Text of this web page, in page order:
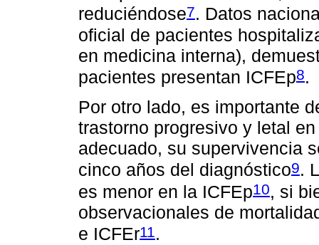
reduciéndose7. Datos
oficial de pacientes
en medicina interna),
pacientes presentan ICFEp8.
Por otro lado, es importante
trastorno progresivo y letal
adecuado, su supervivencia
cinco años del diagnóstico9.
es menor en la ICFEp10, si
observacionales de
e ICFEr11 .